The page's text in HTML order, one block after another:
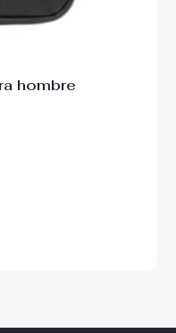
hombre